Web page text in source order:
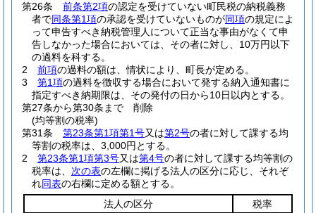
第26条
前条第2項の認定を受けていない町民税の納税義務
者で同条第1項の承認を受けていないものが同項の規定によ
って申告すべき納税管理人について正当な事由がなくて申
告しなかった場合においては、その者に対し、10万円以下
の過料を科する。
2
前項の過料の額は、情状により、町長が定める。
3
第1項の過料を徴収する場合において発する納入通知書に
指定すべき納期限は、その発付の日から10日以内とする。
第27条から第30条まで
削除
(均等割の税率)
第31条
第23条第1項第1号又は第2号の者に対して課する均
等割の税率は、3,000円とする。
2
第23条第1項第3号又は第4号の者に対して課する均等割の
税率は、 次の表の左欄に掲げる法人の区分に応じ、それぞ
れ同表の右欄に定める額とする。
法人の区分
税率